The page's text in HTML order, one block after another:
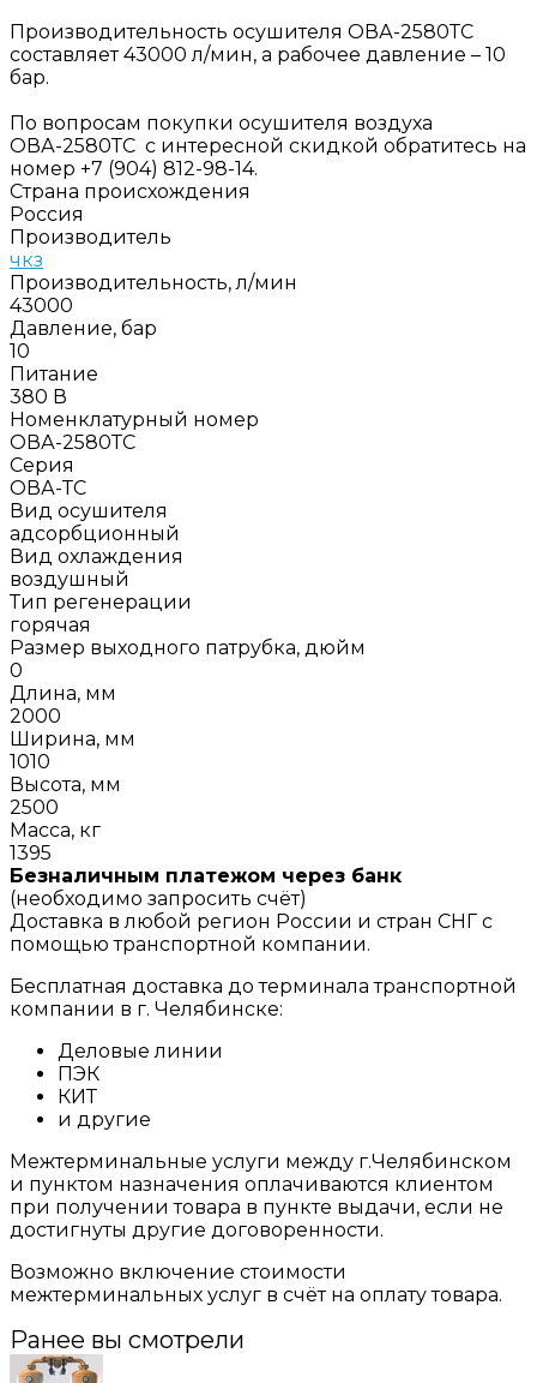
Производительность осушителя ОВА-2580ТС
составляет 43000 л/мин, а рабочее давление – 10
бар.
По вопросам покупки осушителя воздуха
ОВА-2580ТС с интересной скидкой обратитесь на
номер +7 (904) 812-98-14.
Страна происхождения
Россия
Производитель
чкз
Производительность, л/мин
43000
Давление, бар
10
Питание
380 В
Номенклатурный номер
ОВА-2580ТС
Серия
ОВА-ТС
Вид осушителя
адсорбционный
Вид охлаждения
воздушный
Тип регенерации
горячая
Размер выходного патрубка, дюйм
0
Длина, мм
2000
Ширина, мм
1010
Высота, мм
2500
Масса, кг
1395
Безналичным платежом через банк
(необходимо запросить счёт)
Доставка в любой регион России и стран СНГ с
помощью транспортной компании.
Бесплатная доставка до терминала транспортной
компании в г. Челябинске:
Деловые линии
ПЭК
КИТ
и другие
Межтерминальные услуги между г.Челябинском
и пунктом назначения оплачиваются клиентом
при получении товара в пункте выдачи, если не
достигнуты другие договоренности.
Возможно включение стоимости
межтерминальных услуг в счёт на оплату товара.
Ранее вы смотрели